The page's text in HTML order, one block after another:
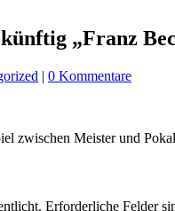
„Franz
| 0 Kommentare
zwischen Meister und
Erforderliche Felder